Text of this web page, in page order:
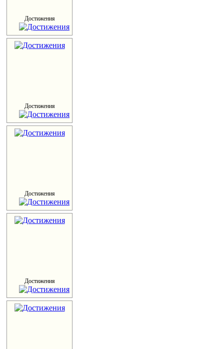
Достижения
Достижения
Достижения
Достижения